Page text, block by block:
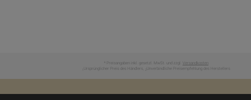
* Preisangaben inkl. gesetzl. MwSt. und zzgl. Versandkosten
Ursprünglicher Preis des Händlers, Unverbindliche Preisempfehlung des Herstellers